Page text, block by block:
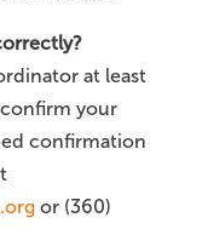
at least
your
confirmation
or (360)